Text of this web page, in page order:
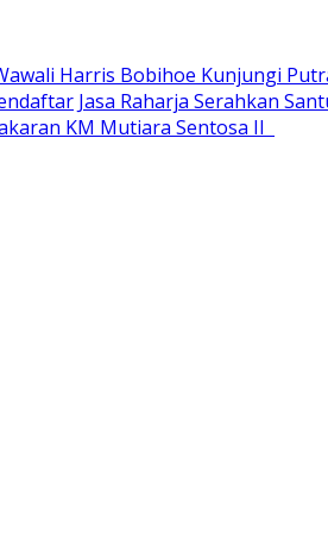
Harris Bobihoe Kunjungi
Jasa Raharja Serahkan
KM Mutiara Sentosa II